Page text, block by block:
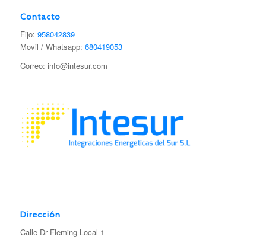
Contacto
Fijo: 958042839
Movil / Whatsapp: 680419053
Correo: info@intesur.com
Dirección
Calle Dr Fleming Local 1